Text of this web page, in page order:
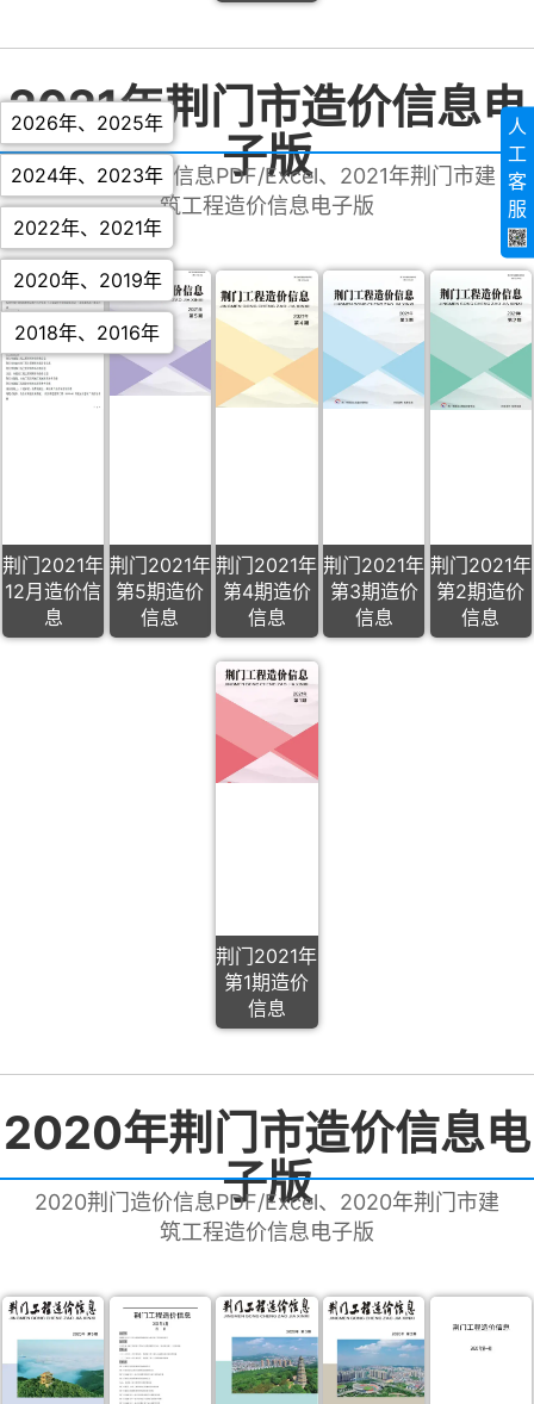
2021年荆门市造价信息电
子版
2021荆门造价信息PDF/Excel、2021年荆门市建
筑工程造价信息电子版
荆门2021年
12月造价信
息
荆门2021年
第5期造价
信息
荆门2021年
第4期造价
信息
荆门2021年
第3期造价
信息
荆门2021年
第2期造价
信息
荆门2021年
第1期造价
信息
2020年荆门市造价信息电
子版
2020荆门造价信息PDF/Excel、2020年荆门市建
筑工程造价信息电子版
2026年、 2025年
2024年、 2023年
2022年、 2021年
2020年、 2019年
2018年、 2016年
人
工
客
服